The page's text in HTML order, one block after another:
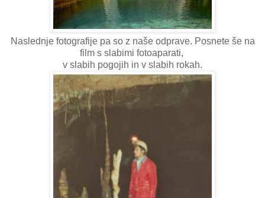
Naslednje fotografije pa so z naše odprave. Posnete še na
film s slabimi fotoaparati,
v slabih pogojih in v slabih rokah.